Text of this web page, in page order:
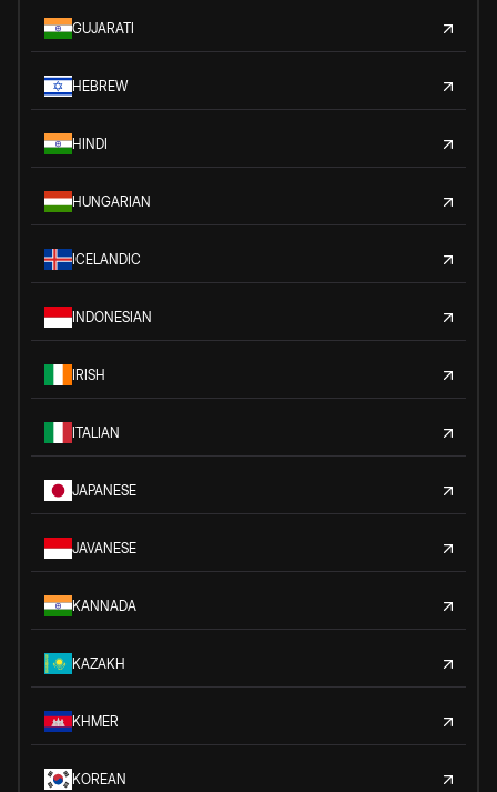
GUJARATI
HEBREW
HINDI
HUNGARIAN
ICELANDIC
INDONESIAN
IRISH
ITALIAN
JAPANESE
JAVANESE
KANNADA
KAZAKH
KHMER
KOREAN